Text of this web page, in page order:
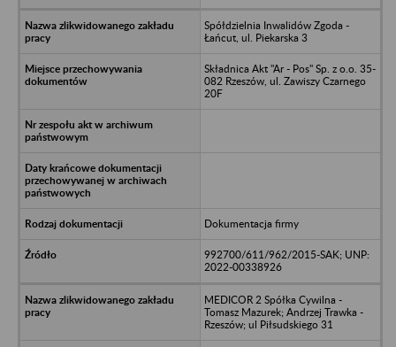
Spółdzielnia Inwalidów Zgoda -
Łańcut, ul. Piekarska 3
Składnica Akt "Ar - Pos" Sp. z o.o. 35-
082 Rzeszów, ul. Zawiszy Czarnego
20F
Dokumentacja firmy
992700/611/962/2015-SAK; UNP:
2022-00338926
MEDICOR 2 Spółka Cywilna -
Tomasz Mazurek; Andrzej Trawka -
Rzeszów; ul Piłsudskiego 31